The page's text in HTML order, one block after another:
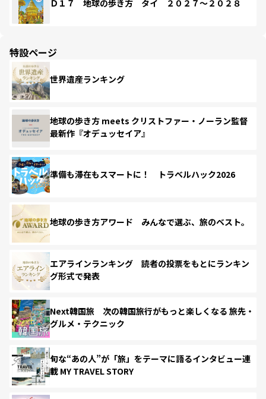
Ｄ１７ 地球の歩き方 タイ ２０２７～２０２８
特設ページ
世界遺産ランキング
地球の歩き方 meets クリストファー・ノーラン監督
最新作『オデュッセイア』
準備も滞在もスマートに！ トラベルハック2026
地球の歩き方アワード みんなで選ぶ、旅のベスト。
エアラインランキング 読者の投票をもとにランキン
グ形式で発表
Next韓国旅 次の韓国旅行がもっと楽しくなる 旅先・
グルメ・テクニック
旬な“あの人”が「旅」をテーマに語るインタビュー連
載 MY TRAVEL STORY